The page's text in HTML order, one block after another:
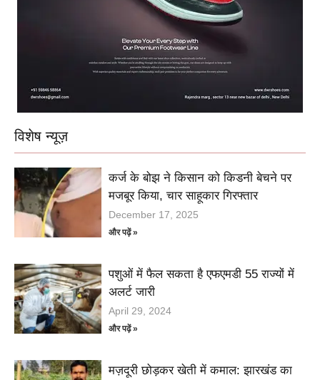
विशेष न्यूज़
कर्ज के बोझ ने किसान को किडनी बेचने पर
मजबूर किया, चार साहूकार गिरफ्तार
December 17, 2025
और पढ़ें »
पशुओं में फैल सकता है एफएमडी 55 राज्यों में
अलर्ट जारी
April 29, 2024
और पढ़ें »
मज़दूरी छोड़कर खेती में कमाल: झारखंड का